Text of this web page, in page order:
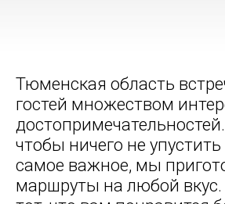
Тюменская область
гостей множеством
чтобы ничего не
самое важное, мы
маршруты на любой